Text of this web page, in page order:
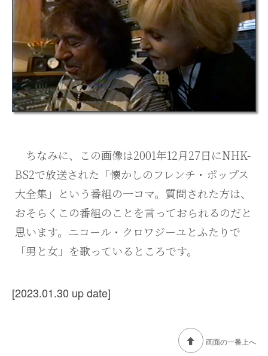
ちなみに、この画像は2001年12月27日にNHK-
BS2で放送された「懐かしのフレンチ・ポップス
大全集」という番組の一コマ。質問された方は、
おそらくこの番組のことを言っておられるのだと
思います。ニコール・クロワジーユとふたりで
「男と女」を歌っているところです。
[2023.01.30 up date]
画面の一番上へ